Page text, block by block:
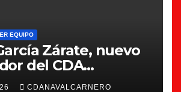
EQUIPO
Zárate, nuevo
del CDA
CDANAVALCARNERO